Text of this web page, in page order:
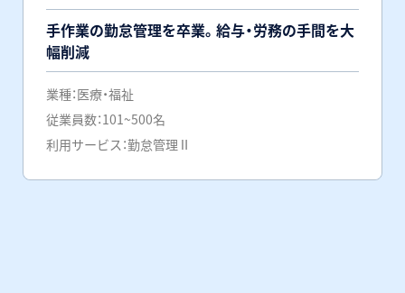
手作業の勤怠管理を卒業。給与・労務の手間を大
幅削減
業種：医療・福祉
従業員数：101~500名
利用サービス：勤怠管理Ⅱ